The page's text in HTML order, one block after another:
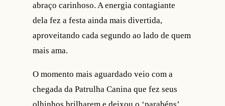
abraço carinhoso. A energia contagiante
dela fez a festa ainda mais divertida,
aproveitando cada segundo ao lado de quem
mais ama.
O momento mais aguardado veio com a
chegada da Patrulha Canina que fez seus